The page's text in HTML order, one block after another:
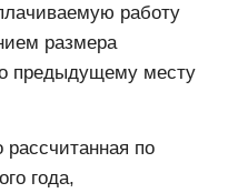
работу
размера
предыдущему месту
рассчитанная по
года,